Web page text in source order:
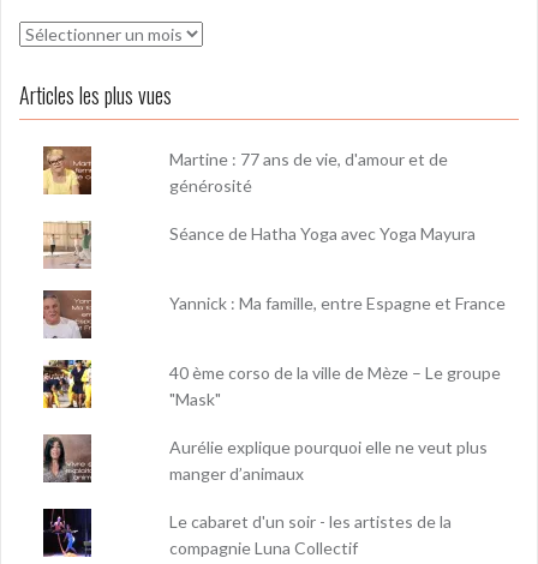
Archives
Articles les plus vues
Martine : 77 ans de vie, d'amour et de
générosité
Séance de Hatha Yoga avec Yoga Mayura
Yannick : Ma famille, entre Espagne et France
40 ème corso de la ville de Mèze – Le groupe
"Mask"
Aurélie explique pourquoi elle ne veut plus
manger d’animaux
Le cabaret d'un soir - les artistes de la
compagnie Luna Collectif